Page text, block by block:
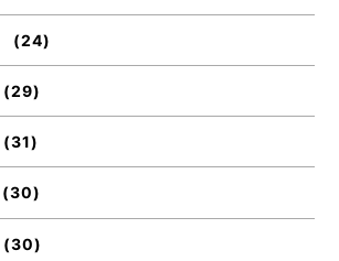
(24)
(29)
(31)
(30)
(30)